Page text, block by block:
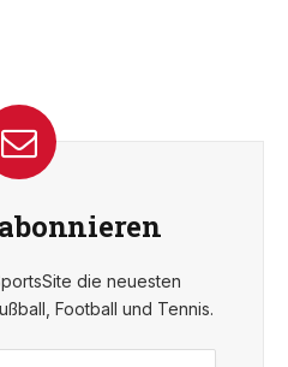
die neuesten
Football und Tennis.